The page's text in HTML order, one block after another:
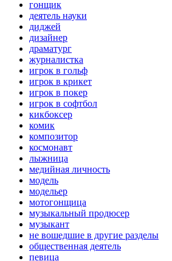
гонщик
деятель науки
диджей
дизайнер
драматург
журналистка
игрок в гольф
игрок в крикет
игрок в покер
игрок в софтбол
кикбоксер
комик
композитор
космонавт
лыжница
медийная личность
модель
модельер
мотогонщица
музыкальный продюсер
музыкант
не вошедшие в другие разделы
общественная деятель
певица